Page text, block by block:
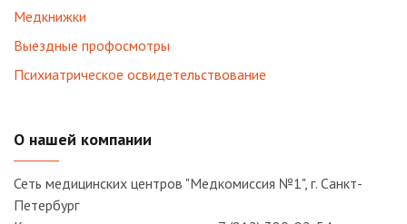
Медкнижки
Выездные профосмотры
Психиатрическое освидетельствование
О нашей компании
Сеть медицинских центров "Медкомиссия №1", г. Санкт-
Петербург